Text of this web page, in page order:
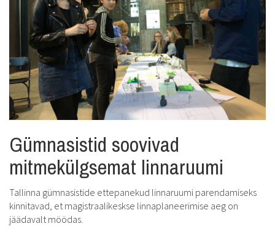
Gümnasistid soovivad
mitmekülgsemat linnaruumi
Tallinna gümnasistide ettepanekud linnaruumi parendamiseks
kinnitavad, et magistraalikeskse linnaplaneerimise aeg on
jäädavalt möödas.